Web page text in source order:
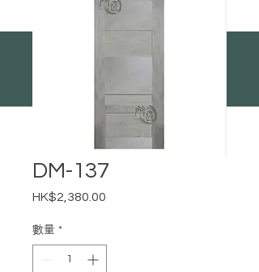
DM-137
HK$2,380.00
數量 *